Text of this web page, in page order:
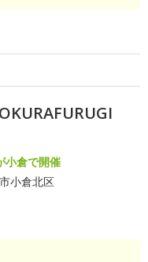
小倉で開催
小倉北区